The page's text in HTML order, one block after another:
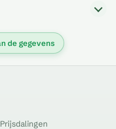
de gegevens
Prijsdalingen